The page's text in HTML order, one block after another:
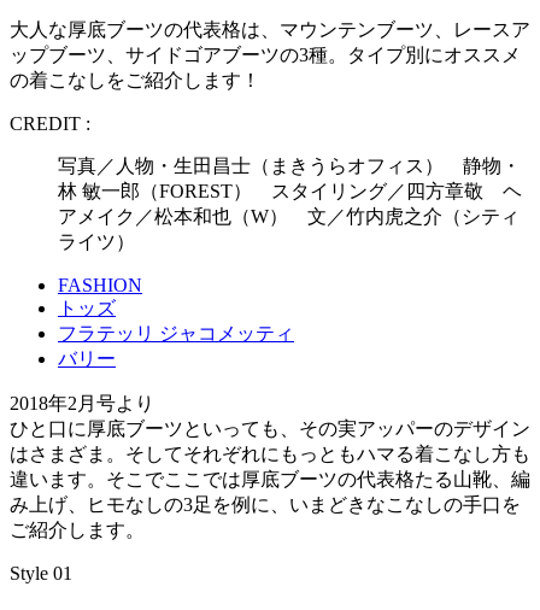
大人な厚底ブーツの代表格は、マウンテンブーツ、レースア
ップブーツ、サイドゴアブーツの3種。タイプ別にオススメ
の着こなしをご紹介します！
CREDIT :
写真／人物・生田昌士（まきうらオフィス） 静物・
林 敏一郎（FOREST） スタイリング／四方章敬 ヘ
アメイク／松本和也（W） 文／竹内虎之介（シティ
ライツ）
FASHION
トッズ
フラテッリ ジャコメッティ
バリー
2018年2月号より
ひと口に厚底ブーツといっても、その実アッパーのデザイン
はさまざま。そしてそれぞれにもっともハマる着こなし方も
違います。そこでここでは厚底ブーツの代表格たる山靴、編
み上げ、ヒモなしの3足を例に、いまどきなこなしの手口を
ご紹介します。
Style 01